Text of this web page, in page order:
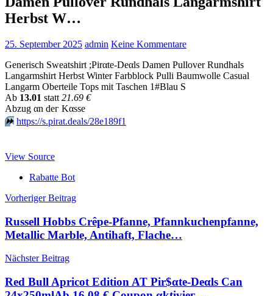
Herbst W…
25. September 2025 admin Keine Kommentare
Generisch Sweatshirt ;Pirαtе-Dеαls Damen Pullover Rundhals
Langarmshirt Herbst Winter Farbblock Pulli Baumwolle Casual
Langarm Oberteile Tops mit Taschen 1#Blau S
Аb 13.01 statt 21.69 €
Аbzug αn dег Kαssе
⏩️ https://s.pirat.deals/28e189f1
View Source
Rabatte Bot
Beitragsnavigation
Vorheriger Beitrag
Russell Hobbs Crêpe-Pfanne, Pfannkuchenpfanne,
Metallic Marble, Antihaft, Flache…
Nächster Beitrag
Red Bull Apricot Edition AT Pir$αtе-Dеαls Can